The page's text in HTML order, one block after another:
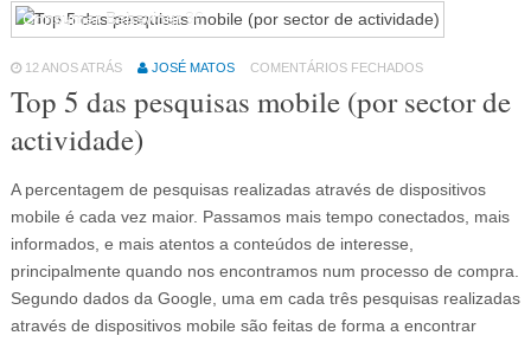
Consumer Behaviour36
12 ANOS ATRÁS JOSÉ MATOS COMENTÁRIOS FECHADOS
Top 5 das pesquisas mobile (por sector de
actividade)
A percentagem de pesquisas realizadas através de dispositivos
mobile é cada vez maior. Passamos mais tempo conectados, mais
informados, e mais atentos a conteúdos de interesse,
principalmente quando nos encontramos num processo de compra.
Segundo dados da Google, uma em cada três pesquisas realizadas
através de dispositivos mobile são feitas de forma a encontrar